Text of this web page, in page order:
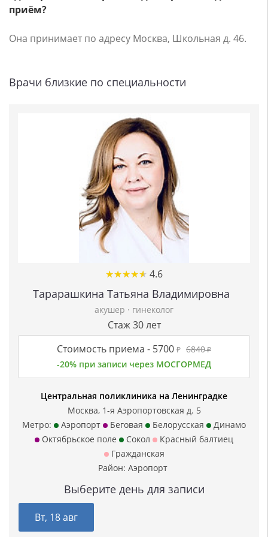
приём?
Она принимает по адресу Москва, Школьная д. 46.
Врачи близкие по специальности
★★★★★
★★★★★ 4.6
Тарарашкина Татьяна Владимировна
акушер · гинеколог
Стаж 30 лет
Стоимость приема - 5700 ₽ 6840₽
-20% при записи через МОСГОРМЕД
Центральная поликлиника на Ленинградке
Москва, 1-я Аэропортовская д. 5
Метро:
Аэропорт Беговая Белорусская
Динамо
Октябрьское поле
Сокол
Красный балтиец
Гражданская
Район: Аэропорт
Выберите день для записи
Вт, 18 авг